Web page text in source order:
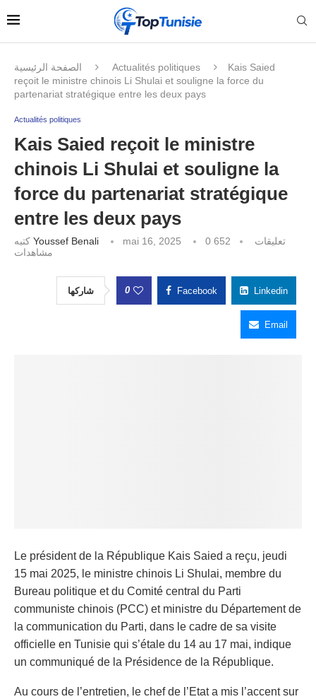
الصفحة الرئيسية Actualités politiques
Kais Saied
reçoit le ministre chinois Li Shulai et souligne la force du
partenariat stratégique entre les deux pays
Actualités politiques
Kais Saied reçoit le ministre
chinois Li Shulai et souligne la
force du partenariat stratégique
entre les deux pays
Youssef Benali mai 16, 2025 0 تعليقات
652
مشاهدات
شاركها 0 Facebook Linkedin
Email
Le président de la République Kais Saied a reçu, jeudi
15 mai 2025, le ministre chinois Li Shulai, membre du
Bureau politique et du Comité central du Parti
communiste chinois (PCC) et ministre du Département de
la communication du Parti, dans le cadre de sa visite
officielle en Tunisie qui s’étale du 14 au 17 mai, indique
un communiqué de la Présidence de la République.
Au cours de l’entretien, le chef de l’Etat a mis l’accent sur